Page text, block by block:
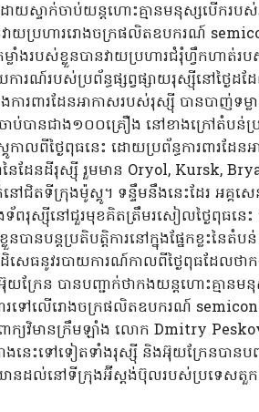
ោយស្ទាក់ចាប់យន្តហោះគ្មានមនុស្សបើករ
ាយប្រហាររោងចក្រផលិតឧបករណ៍
ាំងរបស់ខ្លួនបានវាយប្រហារជំរុំហ្វឹកហាត់
រណ៍របស់ប្រព័ន្ធផ្សព្វផ្សាយរុស្ស៊ីនៅថ្ងៃដ
ពារដែនអាកាសរបស់រុស្ស៊ី បានបាញ់ទម្លា
ប់បានជាង១០០គ្រឿង នៅខាងក្រៅតំបន់ប្
ថ្ងៃពុធនេះ ដោយប្រព័ន្ធការពារដែនអ
ដែនដីរុស្ស៊ី រួមមាន Oryol, Kursk,
ទីក្រុងម៉ូស្គូ។ ទន្ទឹមនឹងនេះដែរ អគ្គសេន
ពរុស្ស៊ីនៅជួរមុខគិតត្រឹមរសៀលថ្ងៃពុធនេះ
ានបន្តប្រតិបត្តិការនៅក្នុងផ្នែកខ្លះនៃ
ធនូវរបាយការណ៍កាលពីថ្ងៃពុធដែលថា
យក្រែន បានបញ្ជាក់ថាកងយន្តហោះគ្មាន
ារទៅលើរោងចក្រផលិតឧបករណ៍
ក្យវិមានក្រឹមឡាំង លោក Dmitry
េះទៅទៀតទាំងរុស្ស៊ី និងអ៊ុយក្រែនបានបញ្
នដល់នៅទីក្រុងអ៊ីស្តង់ប៊ុលរបស់ប្រទេសតួកគី